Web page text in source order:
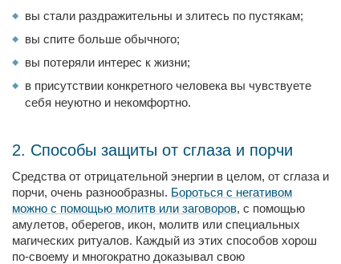
вы стали раздражительны и злитесь по пустякам;
вы спите больше обычного;
вы потеряли интерес к жизни;
в присутствии конкретного человека вы чувствуете
себя неуютно и некомфортно.
2. Способы защиты от сглаза и порчи
Средства от отрицательной энергии в целом, от сглаза и
порчи, очень разнообразны. Бороться с негативом
можно с помощью молитв или заговоров, с помощью
амулетов, оберегов, икон, молитв или специальных
магических ритуалов. Каждый из этих способов хорош
по-своему и многократно доказывал свою